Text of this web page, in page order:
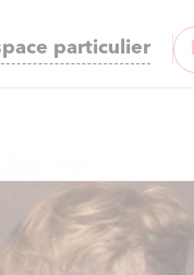
particulier